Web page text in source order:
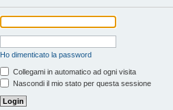
Ho dimenticato la password
Collegami in automatico ad ogni visita
Nascondi il mio stato per questa sessione